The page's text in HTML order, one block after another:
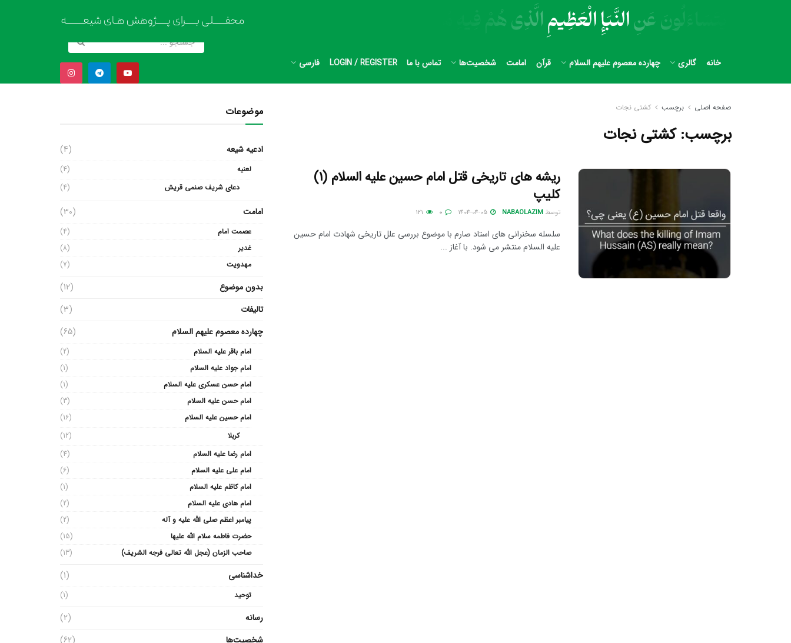
خانه گالری چهارده معصوم علیهم السلام قرآن امامت شخصیت‌ها تماس با ما LOGIN / REGISTER فارسی
صفحه اصلی برچسب کشتی نجات
برچسب:کشتی نجات
ریشه های تاریخی قتل امام حسین علیه السلام (1)
کلیپ
توسط NABAOLAZIM
سلسله سخنرانی های استاد صارم با موضوع بررسی علل تاریخی شهادت امام حسین
علیه السلام منتشر می شود. با آغاز ...
موضوعات
ادعیه شیعه (4)
لعنیه
(4)
دعای شریف صنمی قریش
(4)
امامت (30)
عصمت امام
(4)
غدیر
(8)
مهدویت
(7)
بدون موضوع
(12)
تالیفات
(3)
چهارده معصوم علیهم السلام
(65)
امام باقر علیه السلام
(2)
امام جواد علیه السلام
(1)
امام حسن عسکری علیه السلام
(1)
امام حسن علیه السلام
(3)
امام حسین علیه السلام
(16)
کربلا
(12)
امام رضا علیه السلام
(4)
امام علی علیه السلام
(6)
امام کاظم علیه السلام
(1)
امام هادی علیه السلام
(2)
پیامبر اعظم صلی الله علیه و آله
(2)
حضرت فاطمه سلام الله علیها
(15)
صاحب الزمان (عجل الله تعالی فرجه الشریف)
(13)
خداشناسی (1)
توحید (1)
رسانه
(2)
شخصیت‌ها
(62)